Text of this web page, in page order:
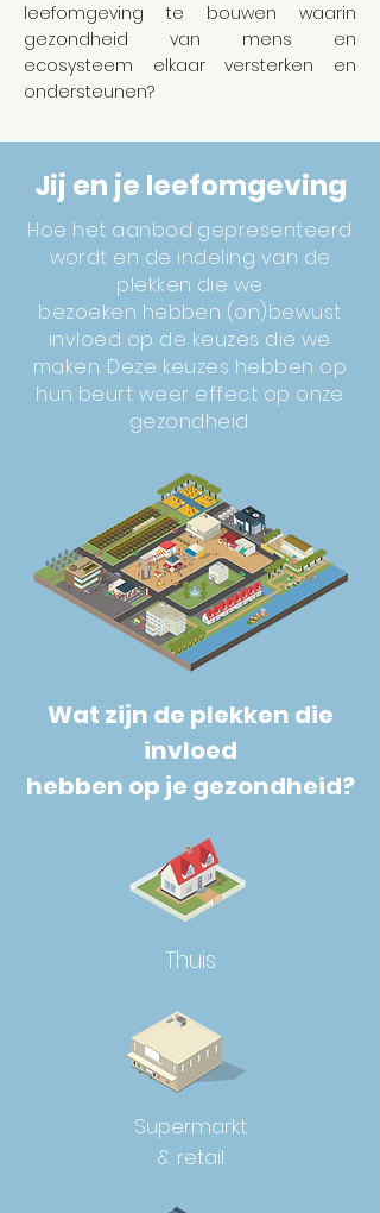
leefomgeving te bouwen waarin
gezondheid van mens en
ecosysteem elkaar versterken en
ondersteunen?
Jij en je leefomgeving
Hoe het aanbod gepresenteerd
wordt en de indeling van de
plekken die we
bezoeken hebben (on)bewust
invloed op de keuzes die we
maken. Deze keuzes hebben op
hun beurt weer effect op onze
gezondheid.
Wat zijn de plekken die
invloed
hebben op je gezondheid?
Thuis
Supermarkt
& retail